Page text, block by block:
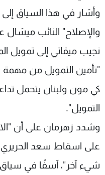
وأشار في هذا السياق
والإصلاح" النائب
نجيب ميقاتي إلى تمويل
"تأمين التمويل من مهمة
كي مون ولبنان يتحمل
التمويل".
وشدد زهرمان على أن
على اسقاط سعد الحريري
شيء آخر"، آسفًا في سياق